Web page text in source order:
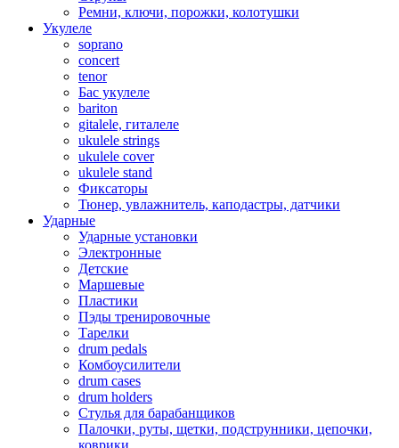
Ремни, ключи, порожки, колотушки
Укулеле
soprano
concert
tenor
Бас укулеле
bariton
gitalele, гиталеле
ukulele strings
ukulele cover
ukulele stand
Фиксаторы
Тюнер, увлажнитель, каподастры, датчики
Ударные
Ударные установки
Электронные
Детские
Маршевые
Пластики
Пэды тренировочные
Тарелки
drum pedals
Комбоусилители
drum cases
drum holders
Стулья для барабанщиков
Палочки, руты, щетки, подструнники, цепочки,
коврики